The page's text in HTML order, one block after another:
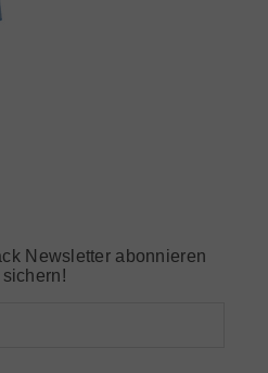
Newsletter abonnieren